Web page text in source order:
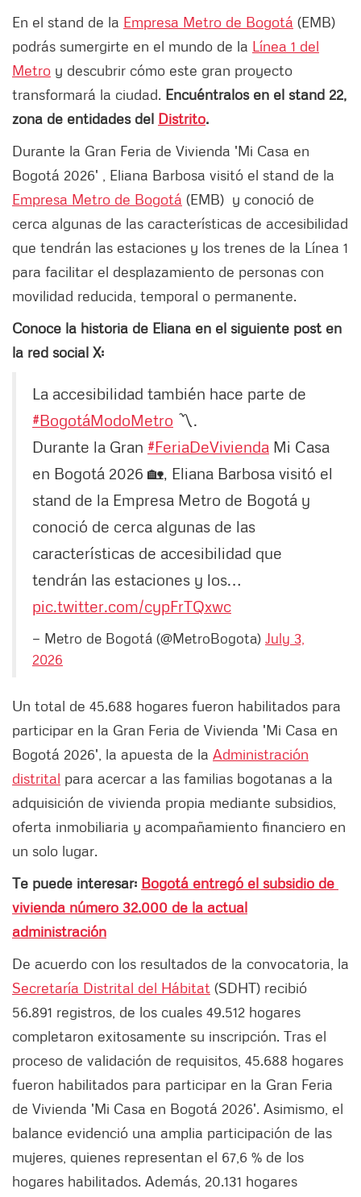
En el stand de la Empresa Metro de Bogotá (EMB)
podrás sumergirte en el mundo de la Línea 1 del
Metro y descubrir cómo este gran proyecto
transformará la ciudad. Encuéntralos en el stand 22,
zona de entidades del Distrito.
Durante la Gran Feria de Vivienda 'Mi Casa en
Bogotá 2026' , Eliana Barbosa visitó el stand de la
Empresa Metro de Bogotá (EMB) y conoció de
cerca algunas de las características de accesibilidad
que tendrán las estaciones y los trenes de la Línea 1
para facilitar el desplazamiento de personas con
movilidad reducida, temporal o permanente.
Conoce la historia de Eliana en el siguiente post en
la red social X:
La accesibilidad también hace parte de
#BogotáModoMetro 〽️.
Durante la Gran #FeriaDeVivienda Mi Casa
en Bogotá 2026 🏡, Eliana Barbosa visitó el
stand de la Empresa Metro de Bogotá y
conoció de cerca algunas de las
características de accesibilidad que
tendrán las estaciones y los…
pic.twitter.com/cypFrTQxwc
— Metro de Bogotá (@MetroBogota) July 3,
2026
Un total de 45.688 hogares fueron habilitados para
participar en la Gran Feria de Vivienda 'Mi Casa en
Bogotá 2026', la apuesta de la Administración
distrital para acercar a las familias bogotanas a la
adquisición de vivienda propia mediante subsidios,
oferta inmobiliaria y acompañamiento financiero en
un solo lugar.
Te puede interesar: Bogotá entregó el subsidio de
vivienda número 32.000 de la actual
administración
De acuerdo con los resultados de la convocatoria, la
Secretaría Distrital del Hábitat (SDHT) recibió
56.891 registros, de los cuales 49.512 hogares
completaron exitosamente su inscripción. Tras el
proceso de validación de requisitos, 45.688 hogares
fueron habilitados para participar en la Gran Feria
de Vivienda 'Mi Casa en Bogotá 2026'. Asimismo, el
balance evidenció una amplia participación de las
mujeres, quienes representan el 67,6 % de los
hogares habilitados. Además, 20.131 hogares